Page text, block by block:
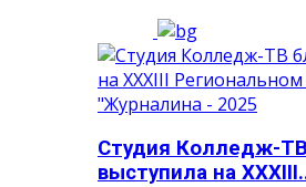
Студия Колледж-
выступила на